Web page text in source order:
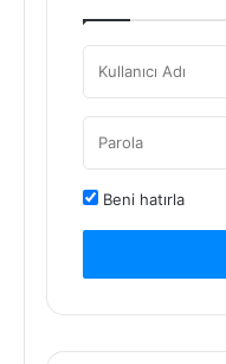
Beni hatırla